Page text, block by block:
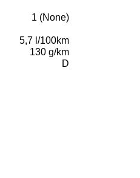
1 (None)
5,7 l/100km
130 g/km
D